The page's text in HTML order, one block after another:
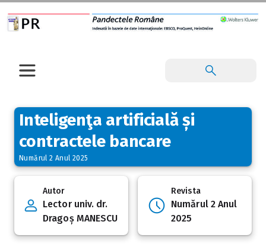
Inteligenţa artificială și
contractele bancare
Numărul 2 Anul 2025
Autor
Lector univ. dr.
Dragoș MANESCU
Revista
Numărul 2 Anul
2025